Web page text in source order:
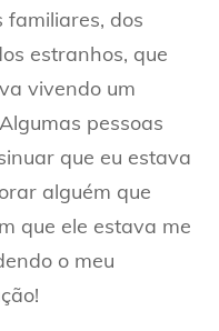
familiares, dos
estranhos, que
vivendo um
pessoas
que eu estava
alguém que
que ele estava me
o meu